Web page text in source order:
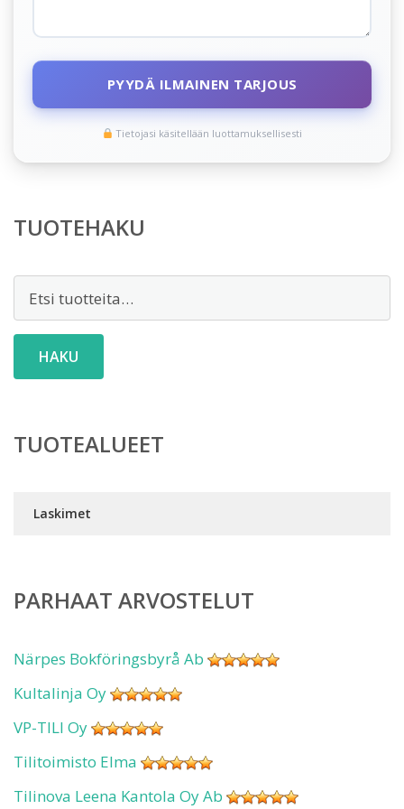
PYYDÄ ILMAINEN TARJOUS
Tietojasi käsitellään luottamuksellisesti
TUOTEHAKU
HAKU
TUOTEALUEET
Laskimet
PARHAAT ARVOSTELUT
Närpes Bokföringsbyrå Ab
Kultalinja Oy
VP-TILI Oy
Tilitoimisto Elma
Tilinova Leena Kantola Oy Ab